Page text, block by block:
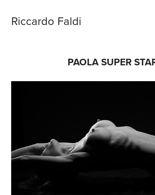
Riccardo Faldi
PAOLA SUPER